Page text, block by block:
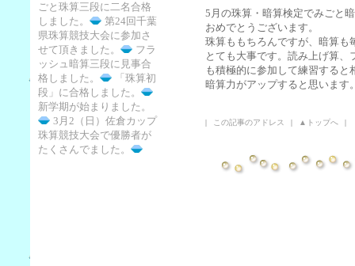
ごと珠算三段に二名合格
しました。
第24回千葉
県珠算競技大会に参加さ
せて頂きました。
フラ
ッシュ暗算三段に見事合
格しました。
「珠算初
段」に合格しました。
新学期が始まりました。
3月2（日）佐倉カップ
珠算競技大会で優勝者が
たくさんでました。
5月の珠算・暗算検定でみごと
おめでとうございます。
珠算ももちろんですが、暗算も
とても大事です。読み上げ算、
も積極的に参加して練習すると
暗算力がアップすると思います
| この記事のアドレス | ▲トップへ |